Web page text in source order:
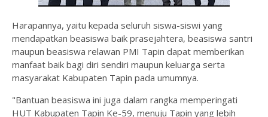
Harapannya, yaitu kepada seluruh siswa-siswi yang
mendapatkan beasiswa baik prasejahtera, beasiswa santri
maupun beasiswa relawan PMI Tapin dapat memberikan
manfaat baik bagi diri sendiri maupun keluarga serta
masyarakat Kabupaten Tapin pada umumnya.
"Bantuan beasiswa ini juga dalam rangka memperingati
HUT Kabupaten Tapin Ke-59, menuju Tapin yang lebih